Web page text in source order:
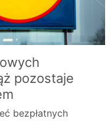
pozostaje
bezpłatnych